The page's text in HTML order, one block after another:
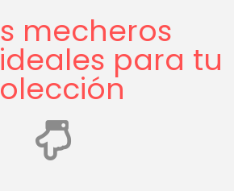
mecheros
para tu